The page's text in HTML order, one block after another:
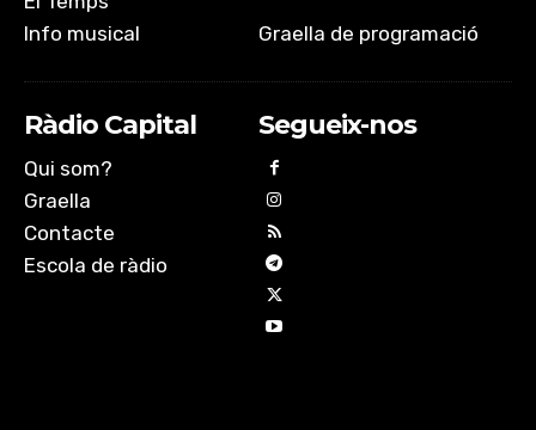
Info musical
Graella de programació
Ràdio Capital
Qui som?
Graella
Contacte
Escola de ràdio
Segueix-nos